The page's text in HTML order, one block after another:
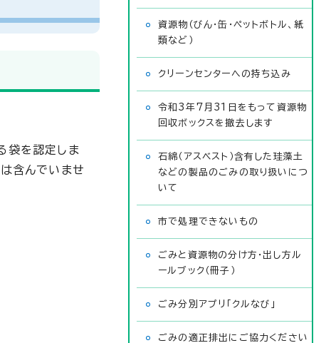
袋を認定しま
含んでいませ
資源物（びん・缶・ペットボトル、紙
類など）
クリーンセンターへの持ち込み
令和3年7月31日をもって資源物
回収ボックスを撤去します
石綿（アスベスト）含有した珪藻土
などの製品のごみの取り扱いにつ
いて
市で処理できないもの
ごみと資源物の分け方・出し方ル
ールブック（冊子）
ごみ分別アプリ「クルなび」
ごみの適正排出にご協力ください